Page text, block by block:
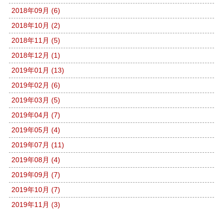
2018年09月 (6)
2018年10月 (2)
2018年11月 (5)
2018年12月 (1)
2019年01月 (13)
2019年02月 (6)
2019年03月 (5)
2019年04月 (7)
2019年05月 (4)
2019年07月 (11)
2019年08月 (4)
2019年09月 (7)
2019年10月 (7)
2019年11月 (3)